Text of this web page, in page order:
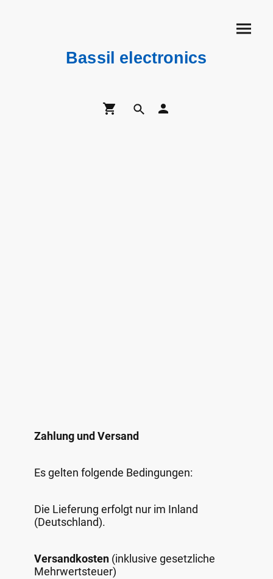
Bassil electronics
Zahlung und Versand
Es gelten folgende Bedingungen:
Die Lieferung erfolgt nur im Inland
(Deutschland).
Versandkosten (inklusive gesetzliche
Mehrwertsteuer)